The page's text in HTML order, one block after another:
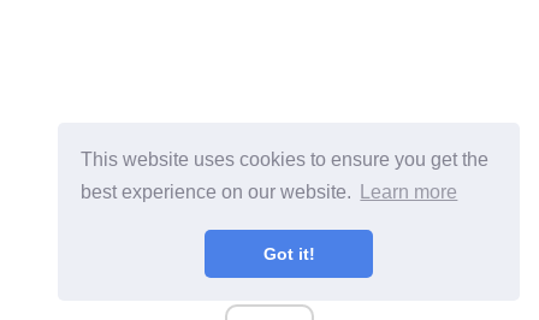
This website uses cookies to ensure you get the
best experience on our website.
Learn more
Got it!